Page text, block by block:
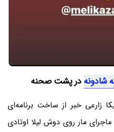
شادونه در پشت صحنه
زارعی خبر از ساخت برنامه‌‌ای
مار روی دوش لیلا اوتادی